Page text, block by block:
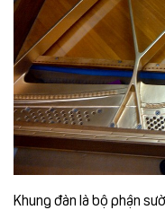
Khung đàn là bộ phận